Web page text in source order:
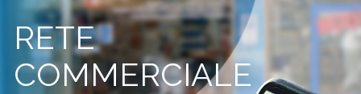
RETE
COMMERCIALE